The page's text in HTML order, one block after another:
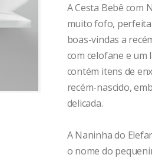
A Cesta Bebê com
muito fofo,
boas-vindas a
com celofane e um
contém itens de
recém-nascido,
delicada.
A Naninha do
o nome do